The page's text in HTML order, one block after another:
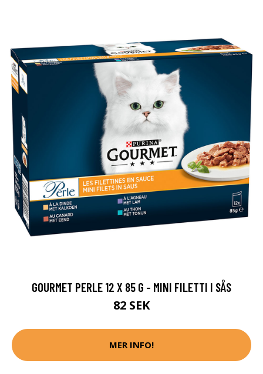
GOURMET PERLE 12 X 85 G - MINI FILETTI I SÅS
82 SEK
MER INFO!